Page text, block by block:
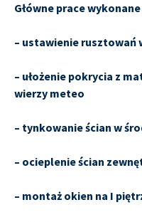
Główne prace
– ustawienie rusztowań
– ułożenie pokrycia z
wierzy meteo
– tynkowanie ścian w
– ocieplenie ścian
– montaż okien na I